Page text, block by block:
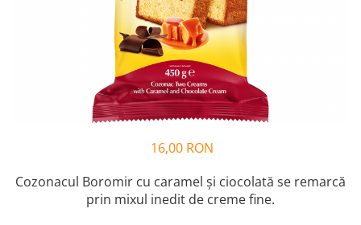
Salam de biscuiti
Creme tartinabile
Chec
16,00 RON
Cozonacul Boromir cu caramel și ciocolată se remarcă
prin mixul inedit de creme fine.